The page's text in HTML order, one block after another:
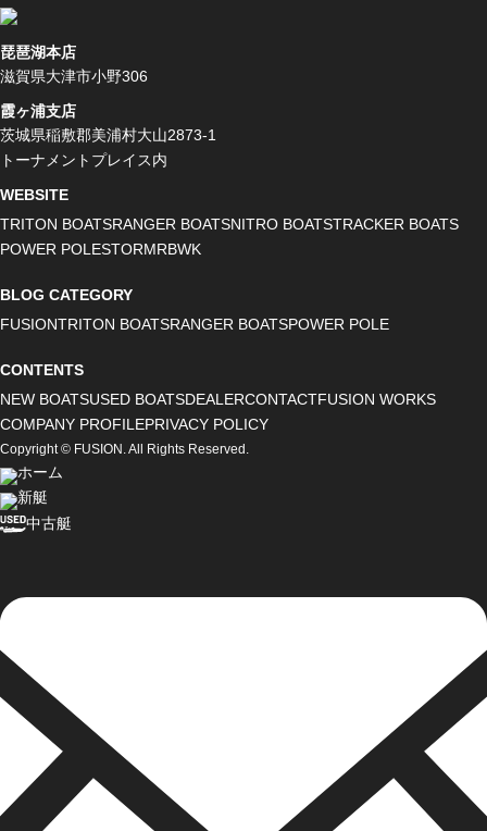
琵琶湖本店
滋賀県大津市小野306
霞ヶ浦支店
茨城県稲敷郡美浦村大山2873-1
トーナメントプレイス内
WEBSITE
TRITON BOATSRANGER BOATSNITRO BOATSTRACKER BOATS
POWER POLESTORMRBWK
BLOG CATEGORY
FUSIONTRITON BOATSRANGER BOATSPOWER POLE
CONTENTS
NEW BOATSUSED BOATSDEALERCONTACTFUSION WORKS
COMPANY PROFILEPRIVACY POLICY
Copyright © FUSION. All Rights Reserved.
ホーム
新艇
中古艇